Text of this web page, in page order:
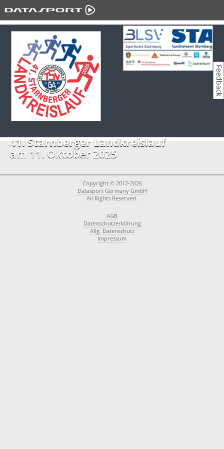
41. Starnberger Landkreislauf
am 11. Oktober 2025
Copyright © 2012-2026
Datasport Germany GmbH
All Rights Reserved.
AGB
Datenschutzerklärung
Allg. Datenschutz
Impressum
Feedback